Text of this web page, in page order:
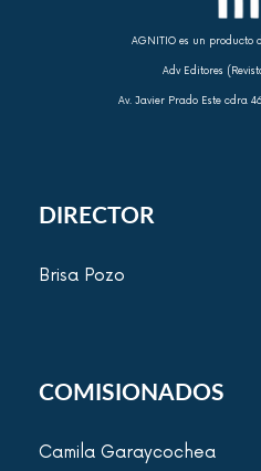
AGNITIO es un producto
Adv Editores
Av. Javier Prado Este cdra
DIRECTOR
Brisa Pozo
COMISIONADOS
Camila Garaycochea